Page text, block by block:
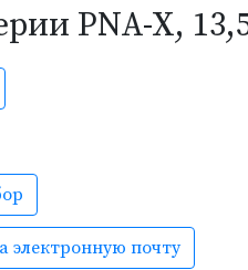
PNA-X,
электронную почту